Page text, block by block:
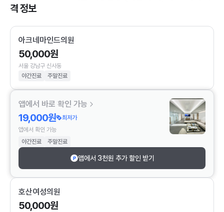
격 정보
아크네마인드의원
50,000원
서울 강남구 신사동
야간진료
주말진료
앱에서 바로 확인 가능
19,000원
최저가
앱에서 확인 가능
야간진료
주말진료
앱에서 3천원 추가 할인 받기
호산여성의원
50,000원